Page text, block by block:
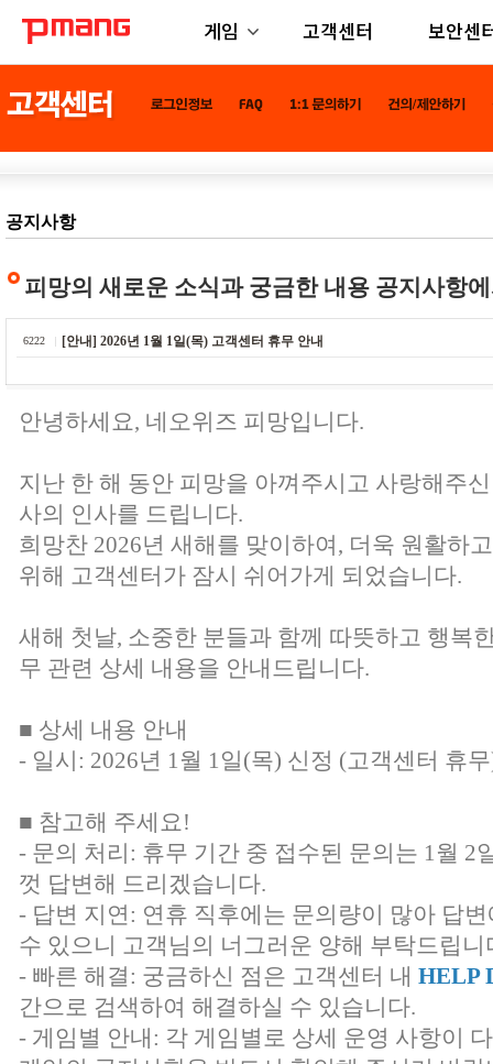
게임 고객센터 보안센
공지사항
피망의 새로운 소식과 궁금한 내용 공지사항
6222 [안내] 2026년 1월 1일(목) 고객센터 휴무 안내
안녕하세요, 네오위즈 피망입니다.
지난 한 해 동안 피망을 아껴주시고 사랑해주
사의 인사를 드립니다.
희망찬 2026년 새해를 맞이하여, 더욱 원활하
위해 고객센터가 잠시 쉬어가게 되었습니다.
새해 첫날, 소중한 분들과 함께 따뜻하고 행복
무 관련 상세 내용을 안내드립니다.
■ 상세 내용 안내
- 일시: 2026년 1월 1일(목) 신정 (고객센터 휴
■ 참고해 주세요!
- 문의 처리: 휴무 기간 중 접수된 문의는 1월 2
껏 답변해 드리겠습니다.
- 답변 지연: 연휴 직후에는 문의량이 많아 답
수 있으니 고객님의 너그러운 양해 부탁드립니
- 빠른 해결: 궁금하신 점은 고객센터 내 HELP
간으로 검색하여 해결하실 수 있습니다.
- 게임별 안내: 각 게임별로 상세 운영 사항이